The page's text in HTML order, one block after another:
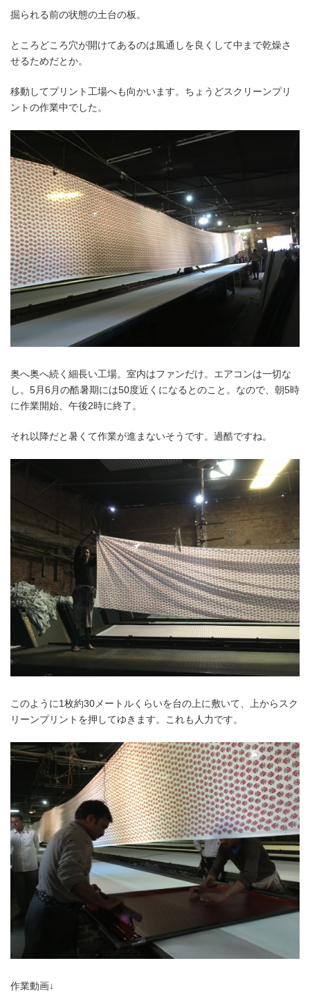
掘られる前の状態の土台の板。
ところどころ穴が開けてあるのは風通しを良くして中まで乾燥さ
せるためだとか。
移動してプリント工場へも向かいます。ちょうどスクリーンプリ
ントの作業中でした。
奥へ奥へ続く細長い工場。室内はファンだけ。エアコンは一切な
し。5月6月の酷暑期には50度近くになるとのこと。なので、朝5時
に作業開始、午後2時に終了。
それ以降だと暑くて作業が進まないそうです。過酷ですね。
このように1枚約30メートルくらいを台の上に敷いて、上からスク
リーンプリントを押してゆきます。これも人力です。
作業動画↓